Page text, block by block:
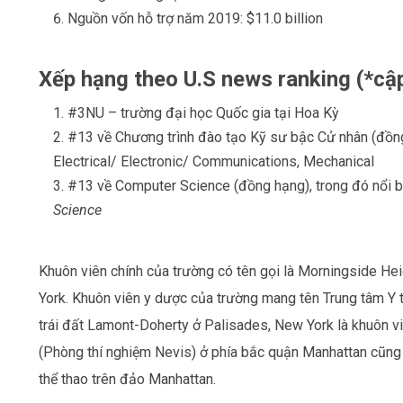
Nguồn vốn hỗ trợ năm 2019: $11.0 billion
Xếp hạng theo U.S news ranking
#3NU – trường đại học Quốc gia tại Hoa Kỳ
#13 về Chương trình đào tạo Kỹ sư bậc Cử nhân
Electrical/ Electronic/ Communications, Mechanical
#13 về Computer Science (đồng hạng), trong đó nổi
Science
Khuôn viên chính của trường có tên gọi là Morningside
York. Khuôn viên y dược của trường mang tên Trung tâm
trái đất Lamont-Doherty ở Palisades, New York là khuôn
(Phòng thí nghiệm Nevis) ở phía bắc quận Manhattan
thể thao trên đảo Manhattan.